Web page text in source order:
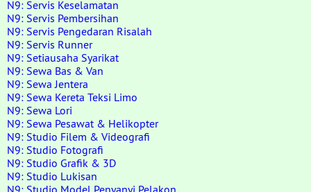
N9: Servis Keselamatan
N9: Servis Pembersihan
N9: Servis Pengedaran Risalah
N9: Servis Runner
N9: Setiausaha Syarikat
N9: Sewa Bas & Van
N9: Sewa Jentera
N9: Sewa Kereta Teksi Limo
N9: Sewa Lori
N9: Sewa Pesawat & Helikopter
N9: Studio Filem & Videografi
N9: Studio Fotografi
N9: Studio Grafik & 3D
N9: Studio Lukisan
N9: Studio Model Penyanyi Pelakon